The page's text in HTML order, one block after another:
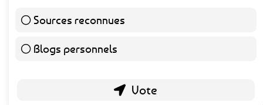
Sources reconnues
Blogs personnels